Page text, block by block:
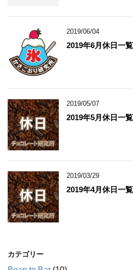
2019/06/04
2019年6月休日一覧
2019/05/07
2019年5月休日一覧
2019/03/29
2019年4月休日一覧
カテゴリー